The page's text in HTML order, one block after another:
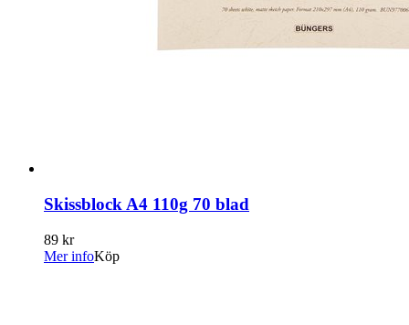
Skissblock A4 110g 70 blad
89 kr
Mer infoKöp